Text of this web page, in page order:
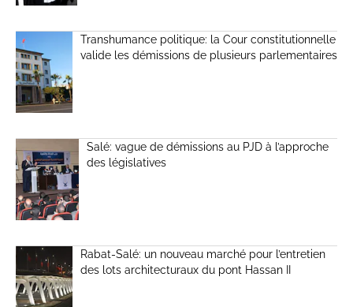
Transhumance politique: la Cour constitutionnelle
valide les démissions de plusieurs parlementaires
Salé: vague de démissions au PJD à l’approche
des législatives
Rabat-Salé: un nouveau marché pour l’entretien
des lots architecturaux du pont Hassan II